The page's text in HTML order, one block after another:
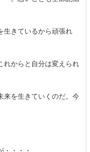
生きているから頑張れ
れからと自分は変えられ
来を生きていくのだ。今